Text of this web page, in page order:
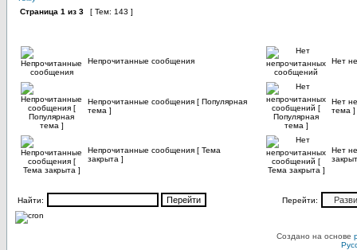
Страница 1 из 3 [ Тем: 143 ]
Непрочитанные сообщения Нет
Непрочитанные сообщения [ Популярная
тема ]
Нет
тема ]
Непрочитанные сообщения [ Тема
закрыта ]
Нет
Найти: Перейти:
Создано на основе